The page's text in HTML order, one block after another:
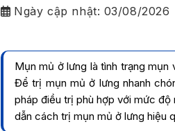
Ngày cập nhật: 03/08/2026
Mụn mủ ở lưng là tình trạng
Để trị mụn mủ ở lưng nhanh
pháp điều trị phù hợp với mức
dẫn cách trị mụn mủ ở lưng hiệu